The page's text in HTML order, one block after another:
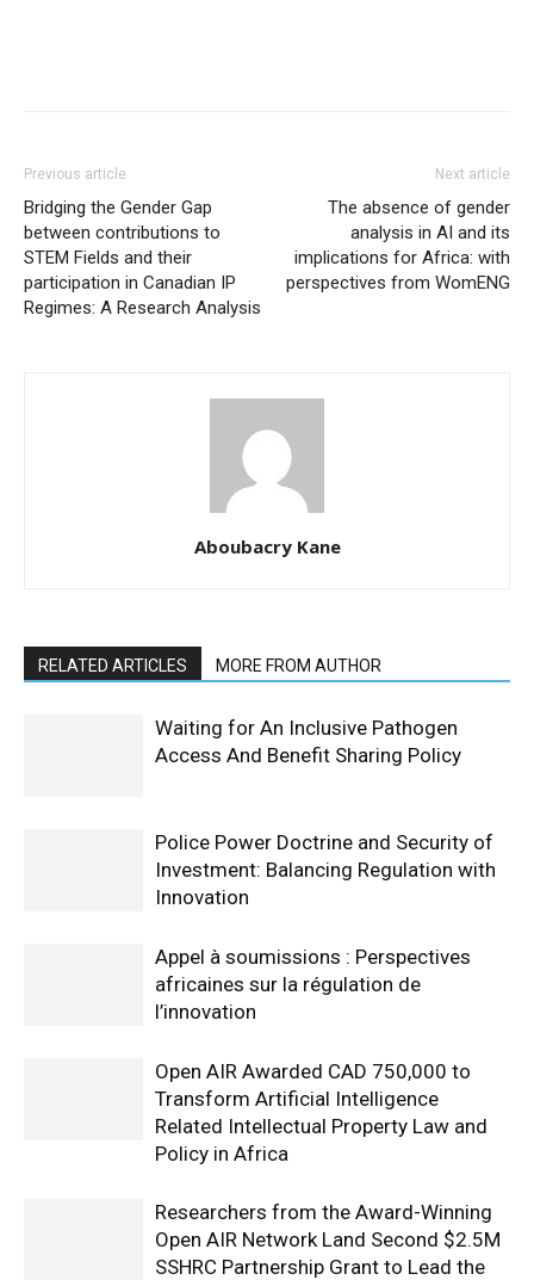
Previous article
Bridging the Gender Gap
between contributions to
STEM Fields and their
participation in Canadian IP
Regimes: A Research Analysis
Next article
The absence of gender
analysis in AI and its
implications for Africa: with
perspectives from WomENG
Aboubacry Kane
RELATED ARTICLES MORE FROM AUTHOR
Waiting for An Inclusive Pathogen
Access And Benefit Sharing Policy
Police Power Doctrine and Security of
Investment: Balancing Regulation with
Innovation
Appel à soumissions : Perspectives
africaines sur la régulation de
l’innovation
Open AIR Awarded CAD 750,000 to
Transform Artificial Intelligence
Related Intellectual Property Law and
Policy in Africa
Researchers from the Award-Winning
Open AIR Network Land Second $2.5M
SSHRC Partnership Grant to Lead the